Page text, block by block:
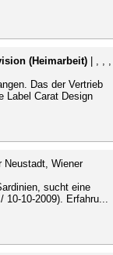
(Heimarbeit) | , , ,
Das der Vertrieb
Label Carat Design
Neustadt, Wiener
sucht eine
10-10-2009). Erfahru...